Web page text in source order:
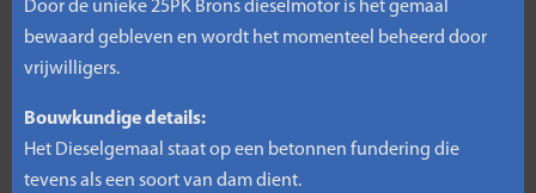
Door de unieke 25PK Brons dieselmotor is het gemaal
bewaard gebleven en wordt het momenteel beheerd door
vrijwilligers.
Bouwkundige details:
Het Dieselgemaal staat op een betonnen fundering die
tevens als een soort van dam dient.